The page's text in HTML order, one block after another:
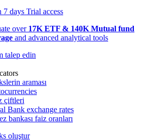
7 days Trial access
over 17K ETF & 140K Mutual fund
and advanced analytical tools
talep edin
araması
çiftleri
Bank exchange rates
bankası faiz oranları
oluştur